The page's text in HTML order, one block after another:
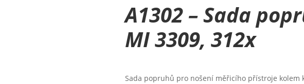
A1302 – Sada
MI 3309, 312x
Sada popruhů pro nošení měřicího přístroje kolem